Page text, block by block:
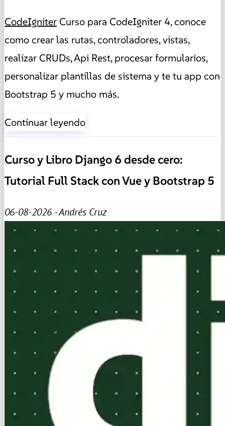
CodeIgniter Curso para CodeIgniter 4, conoce
como crear las rutas, controladores, vistas,
realizar CRUDs, Api Rest, procesar formularios,
personalizar plantillas de sistema y te tu app con
Bootstrap 5 y mucho más.
Continuar leyendo
Curso y Libro Django 6 desde cero:
Tutorial Full Stack con Vue y Bootstrap 5
06-08-2026 - Andrés Cruz